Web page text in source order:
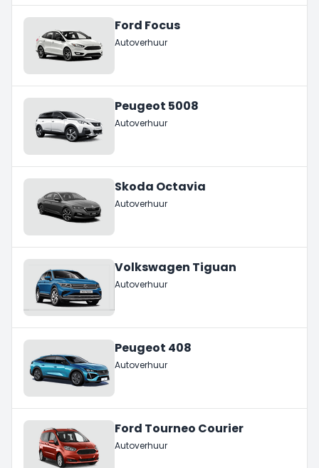
Ford Focus
Autoverhuur
Peugeot 5008
Autoverhuur
Skoda Octavia
Autoverhuur
Volkswagen Tiguan
Autoverhuur
Peugeot 408
Autoverhuur
Ford Tourneo Courier
Autoverhuur